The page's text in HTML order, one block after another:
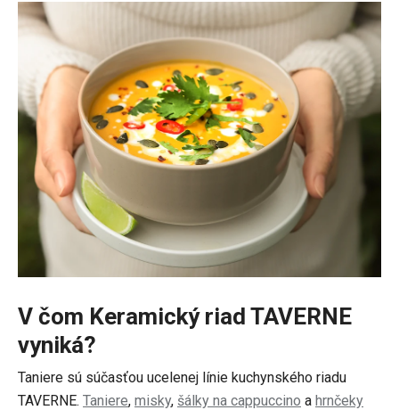
V čom Keramický riad TAVERNE
vyniká?
Taniere sú súčasťou ucelenej línie kuchynského riadu
TAVERNE. Taniere, misky, šálky na cappuccino a hrnčeky